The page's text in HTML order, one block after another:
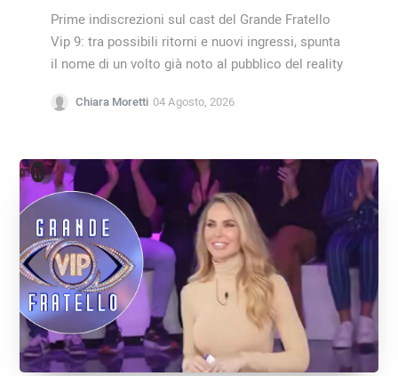
Prime indiscrezioni sul cast del Grande Fratello
Vip 9: tra possibili ritorni e nuovi ingressi, spunta
il nome di un volto già noto al pubblico del reality
Chiara Moretti 04 Agosto, 2026